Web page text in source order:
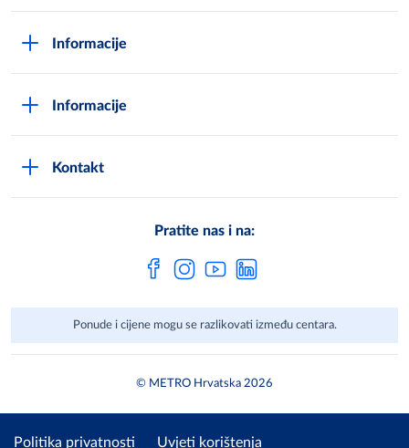
DPN zaštita podatak
Informacije
Informacije
Kontakt
Pratite nas i na:
Ponude i cijene mogu se razlikovati između centara.
© METRO Hrvatska 2026
Politika privatnosti Uvjeti korištenja